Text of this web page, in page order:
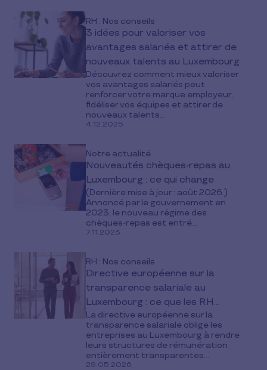
RH : Nos conseils
3 idées pour valoriser vos
avantages salariés et attirer de
nouveaux talents au Luxembourg
Découvrez comment mieux valoriser
vos avantages salariés peut
renforcer votre marque employeur,
fidéliser vos équipes et attirer de
nouveaux talents...
4.12.2025
Notre actualité
Nouveautés chèques-repas au
Luxembourg : ce qui change
(Dernière mise à jour : août 2026.)
Annoncé par le gouvernement en
2023, le nouveau régime des
chèques-repas est entré...
7.11.2023
RH : Nos conseils
Directive européenne sur la
transparence salariale au
Luxembourg : ce que les RH
doivent désormais mettre en
place
La directive européenne sur la
transparence salariale oblige les
entreprises au Luxembourg à rendre
leurs structures de rémunération
entièrement transparentes...
29.05.2026